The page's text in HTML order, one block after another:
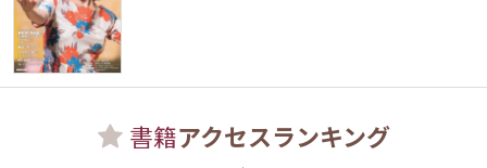
書籍アクセスランキング